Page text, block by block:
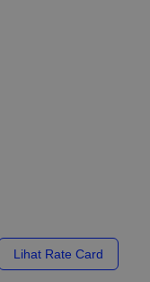
Lihat Rate Card